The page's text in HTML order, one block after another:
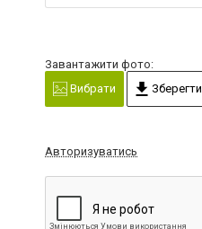
Завантажити фото:
Вибрати
Зберегти
Авторизуватись